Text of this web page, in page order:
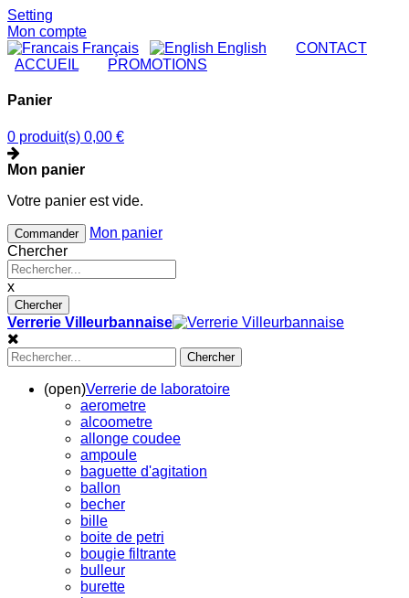
Setting
Mon compte
Français
English CONTACT
ACCUEIL
PROMOTIONS
Panier
0 produit(s) 0,00 €
Mon panier
Votre panier est vide.
Commander
Mon panier
Chercher
x
Chercher
Verrerie Villeurbannaise
Chercher
(open)Verrerie de laboratoire
aerometre
alcoometre
allonge coudee
ampoule
baguette d'agitation
ballon
becher
bille
boite de petri
bougie filtrante
bulleur
burette